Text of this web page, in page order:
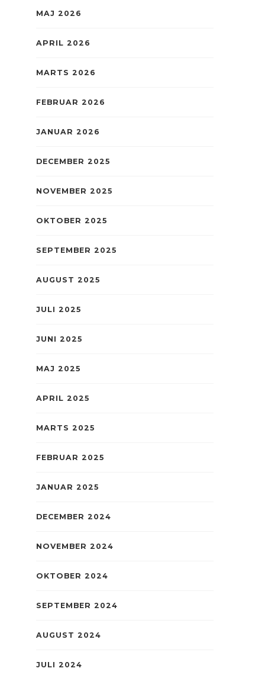
MAJ 2026
APRIL 2026
MARTS 2026
FEBRUAR 2026
JANUAR 2026
DECEMBER 2025
NOVEMBER 2025
OKTOBER 2025
SEPTEMBER 2025
AUGUST 2025
JULI 2025
JUNI 2025
MAJ 2025
APRIL 2025
MARTS 2025
FEBRUAR 2025
JANUAR 2025
DECEMBER 2024
NOVEMBER 2024
OKTOBER 2024
SEPTEMBER 2024
AUGUST 2024
JULI 2024